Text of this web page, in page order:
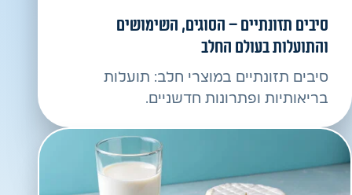
סיבים תזונתיים – הסוגים, השימושים
והתועלות בעולם החלב
סיבים תזונתיים במוצרי חלב: תועלות
בריאותיות ופתרונות חדשניים.